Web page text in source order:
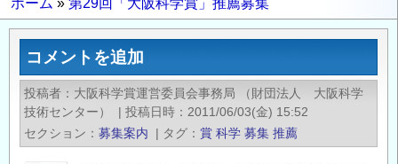
移
パ
ン
ず
ホーム 第29回「大阪科学賞」推薦募集
コメントを追加
投稿者
大阪科学賞運営委員会事務局 （財団法人 大阪科学
技術センター）
| 投稿日時
2011/06/03(金) 15:52
セクション
募集案内 | タグ 賞 科学 募集 推薦